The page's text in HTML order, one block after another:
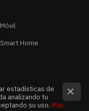
Home
estadísticas de
analizando tu
su uso. Más